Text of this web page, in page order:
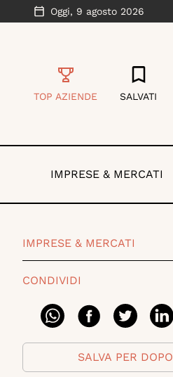
Oggi, 9 agosto 2026
TOP AZIENDE SALVATI
IMPRESE & MERCATI
IMPRESE & MERCATI
CONDIVIDI
SALVA PER DOPO